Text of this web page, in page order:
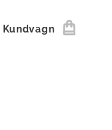
Kundvagn